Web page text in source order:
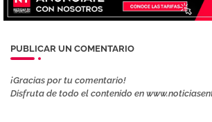
PUBLICAR UN COMENTARIO
¡Gracias por tu comentario!
Disfruta de todo el contenido en